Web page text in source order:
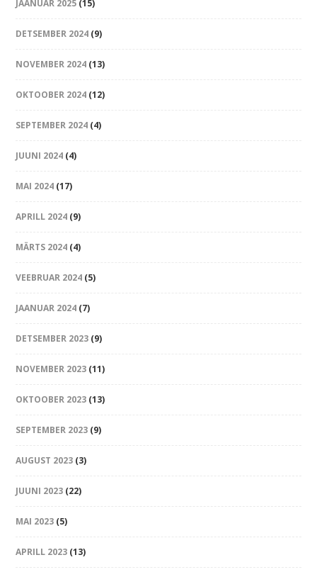
JAANUAR 2025 (15)
DETSEMBER 2024 (9)
NOVEMBER 2024 (13)
OKTOOBER 2024 (12)
SEPTEMBER 2024 (4)
JUUNI 2024 (4)
MAI 2024 (17)
APRILL 2024 (9)
MÄRTS 2024 (4)
VEEBRUAR 2024 (5)
JAANUAR 2024 (7)
DETSEMBER 2023 (9)
NOVEMBER 2023 (11)
OKTOOBER 2023 (13)
SEPTEMBER 2023 (9)
AUGUST 2023 (3)
JUUNI 2023 (22)
MAI 2023 (5)
APRILL 2023 (13)